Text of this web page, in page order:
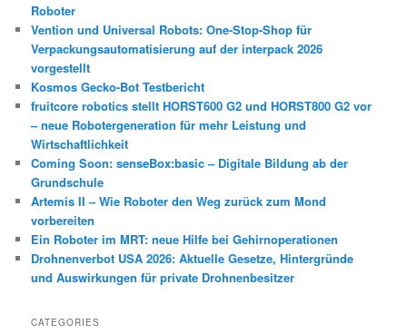
Roboter
Vention und Universal Robots: One-Stop-Shop für
Verpackungsautomatisierung auf der interpack 2026
vorgestellt
Kosmos Gecko-Bot Testbericht
fruitcore robotics stellt HORST600 G2 und HORST800 G2 vor
– neue Robotergeneration für mehr Leistung und
Wirtschaftlichkeit
Coming Soon: senseBox:basic – Digitale Bildung ab der
Grundschule
Artemis II – Wie Roboter den Weg zurück zum Mond
vorbereiten
Ein Roboter im MRT: neue Hilfe bei Gehirnoperationen
Drohnenverbot USA 2026: Aktuelle Gesetze, Hintergründe
und Auswirkungen für private Drohnenbesitzer
CATEGORIES